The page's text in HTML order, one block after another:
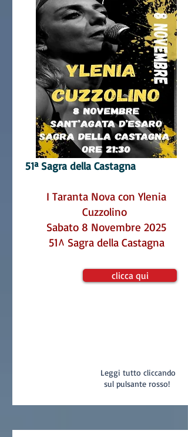
51ª Sagra della Castagna
I Taranta Nova con Ylenia
Cuzzolino
Sabato 8 Novembre 2025
51^ Sagra della Castagna
Leggi tutto cliccando
sul pulsante rosso!
clicca qui